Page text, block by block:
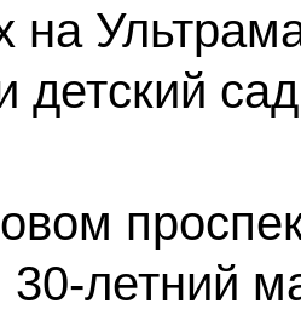
на
детский сад
летний